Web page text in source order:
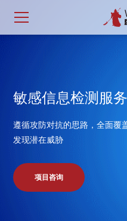
敏感信息检测 服务
遵循攻防对抗的思路，全面覆
发现潜在威胁
项目咨询